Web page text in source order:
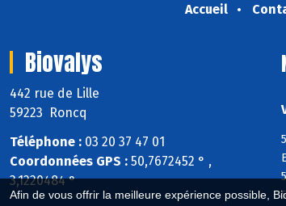
Afin de vous offrir la meilleure expérience possible,
Accueil
Biovalys
442 rue de Lille
59223 Roncq
Téléphone : 03 20 37 47 01
Coordonnées GPS : 50,7672452 ° ,
3,1220484 °